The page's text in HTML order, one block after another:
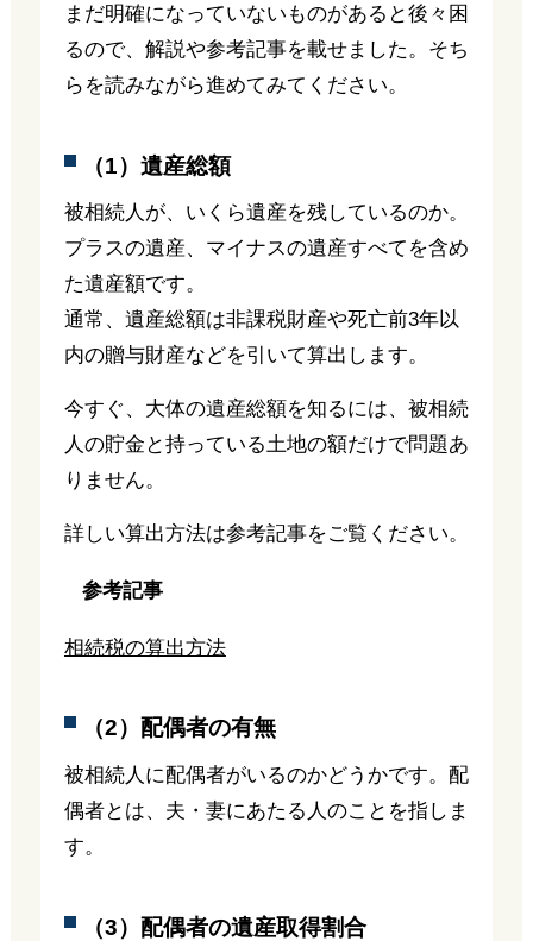
まだ明確になっていないものがあると後々困
るので、解説や参考記事を載せました。そち
らを読みながら進めてみてください。
（1）遺産総額
被相続人が、いくら遺産を残しているのか。
プラスの遺産、マイナスの遺産すべてを含め
た遺産額です。
通常、遺産総額は非課税財産や死亡前3年以
内の贈与財産などを引いて算出します。
今すぐ、大体の遺産総額を知るには、被相続
人の貯金と持っている土地の額だけで問題あ
りません。
詳しい算出方法は参考記事をご覧ください。
参考記事
相続税の算出方法
（2）配偶者の有無
被相続人に配偶者がいるのかどうかです。配
偶者とは、夫・妻にあたる人のことを指しま
す。
（3）配偶者の遺産取得割合